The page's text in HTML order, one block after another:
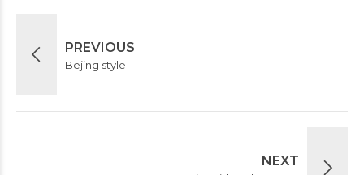
PREVIOUS
Bejing style
NEXT